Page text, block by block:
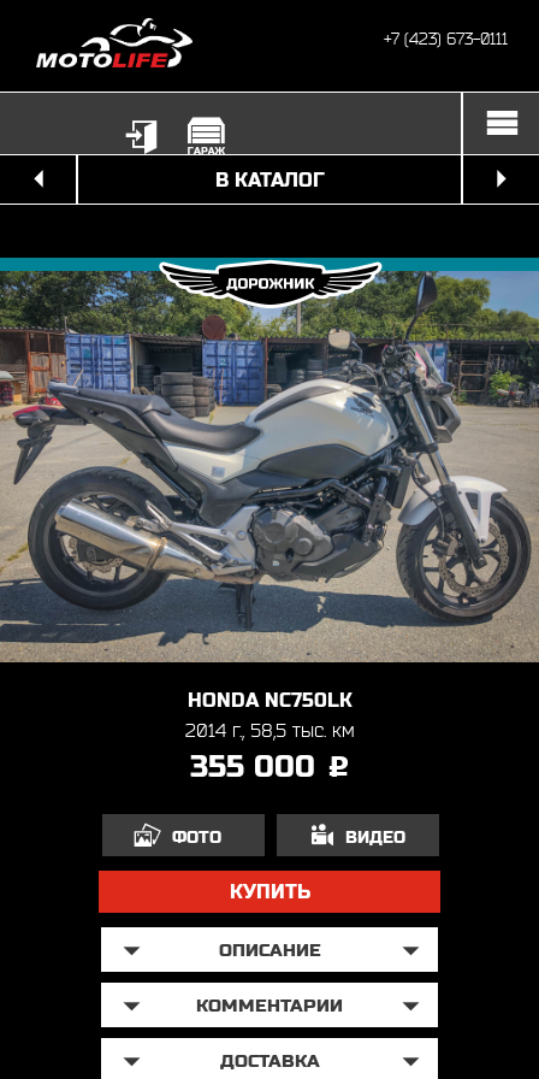
+7 (423) 673-0111
В КАТАЛОГ
HONDA NC750LK
2014 г., 58,5 тыс. км
355 000 j
ФОТО ВИДЕО
КУПИТЬ
ОПИСАНИЕ
КОММЕНТАРИИ
ДОСТАВКА